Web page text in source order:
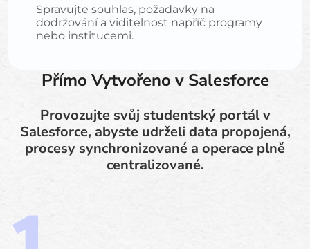
Spravujte souhlas, požadavky na
dodržování a viditelnost napříč programy
nebo institucemi.
Přímo Vytvořeno v Salesforce
Provozujte svůj studentský portál v
Salesforce, abyste udrželi data propojená,
procesy synchronizované a operace plně
centralizované.